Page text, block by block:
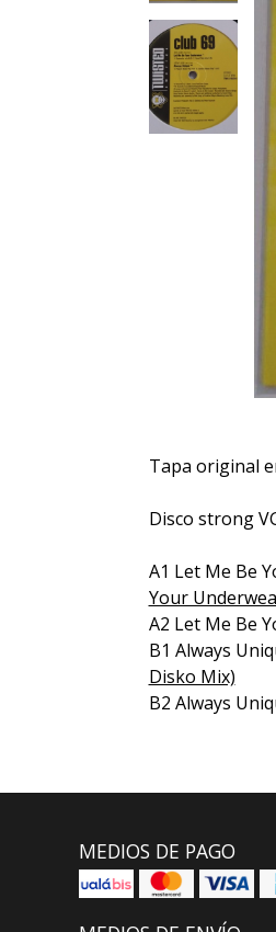
Tapa original
Disco strong
A1 Let Me Be
Your
A2 Let Me Be
B1 Always
Disko Mix)
B2 Always
MEDIOS DE PAGO